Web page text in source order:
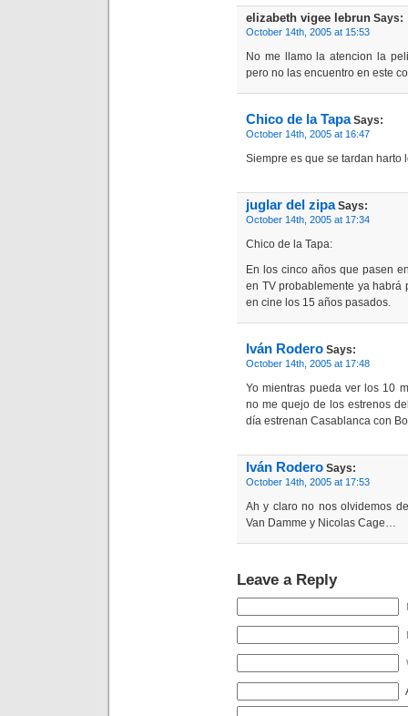
elizabeth vigee lebrun Says:
October 14th, 2005 at 15:53
No me llamo la atencion la
pero no las encuentro en este
Chico de la TapaSays:
October 14th, 2005 at 16:47
Siempre es que se tardan harto
juglar del zipaSays:
October 14th, 2005 at 17:34
Chico de la Tapa:
En los cinco años que pasen
en TV probablemente ya
en cine los 15 años pasados.
Iván Rodero Says:
October 14th, 2005 at 17:48
Yo mientras pueda ver los 10
no me quejo de los estrenos
día estrenan Casablanca con
Iván Rodero Says:
October 14th, 2005 at 17:53
Ah y claro no nos olvidemos
Van Damme y Nicolas Cage…
Leave a Reply